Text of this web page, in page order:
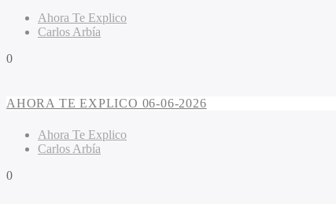
Ahora Te Explico
Carlos Arbía
0
AHORA TE EXPLICO 06-06-2026
Ahora Te Explico
Carlos Arbía
0